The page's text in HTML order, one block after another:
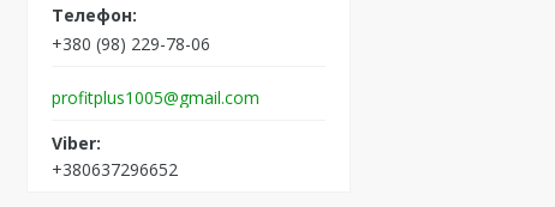
+380 (98) 229-78-06
profitplus1005@gmail.com
+380637296652